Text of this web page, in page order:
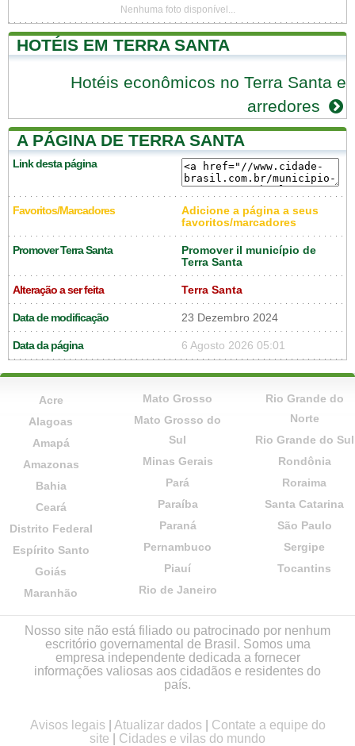
Nenhuma foto disponível...
HOTÉIS EM TERRA SANTA
Hotéis econômicos no Terra Santa e
arredores
A PÁGINA DE TERRA SANTA
Link desta página
Favoritos/Marcadores
Adicione a página a seus
favoritos/marcadores
Promover Terra Santa
Promover il município de
Terra Santa
Alteração a ser feita Terra Santa
Data de modificação 23 Dezembro 2024
Data da página 6 Agosto 2026 05:01
Acre
Alagoas
Amapá
Amazonas
Bahia
Ceará
Distrito Federal
Espírito Santo
Goiás
Maranhão
Mato Grosso
Mato Grosso do
Sul
Minas Gerais
Pará
Paraíba
Paraná
Pernambuco
Piauí
Rio de Janeiro
Rio Grande do
Norte
Rio Grande do Sul
Rondônia
Roraima
Santa Catarina
São Paulo
Sergipe
Tocantins
Nosso site não está filiado ou patrocinado por nenhum
escritório governamental de Brasil. Somos uma
empresa independente dedicada a fornecer
informações valiosas aos cidadãos e residentes do
país.
Avisos legais Atualizar dados
Contate a equipe do
site
Cidades e vilas do mundo